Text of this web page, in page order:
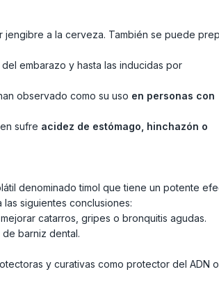
a la cerveza. También se puede
embarazo y hasta las inducidas por
observado como su uso en personas con
sufre acidez de estómago, hinchazón o
denominado timol que tiene un potente
siguientes conclusiones:
catarros, gripes o bronquitis agudas.
barniz dental.
y curativas como protector del ADN